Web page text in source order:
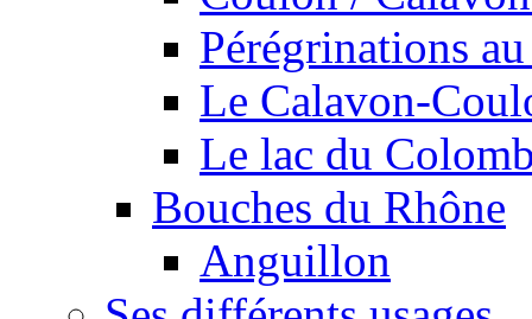
Pérégrinations
Le Calavon-
Le lac du
Bouches du Rhône
Anguillon